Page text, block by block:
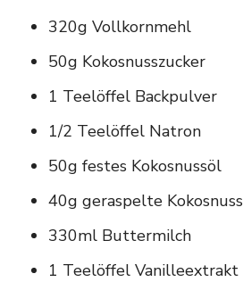
320g Vollkornmehl
50g Kokosnusszucker
1 Teelöffel Backpulver
1/2 Teelöffel Natron
50g festes Kokosnussöl
40g geraspelte Kokosnuss
330ml Buttermilch
1 Teelöffel Vanilleextrakt